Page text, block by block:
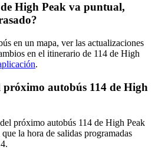
High Peak va puntual,
en un mapa, ver las actualizaciones
en el itinerario de 114 de High
.
próximo autobús 114 de High
próximo autobús 114 de High Peak
la hora de salidas programadas